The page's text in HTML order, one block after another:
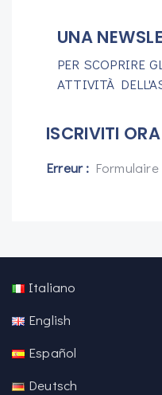
UNA
PER SCOPRIRE
ATTIVITÀ
ISCRIVITI ORA
Erreur :
Italiano
English
Español
Deutsch